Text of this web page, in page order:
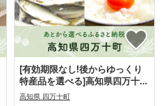
[有効期限なし!後からゆっくり
特産品を選べる]高知県四万十町
カタログポイント
高知県 四万十町